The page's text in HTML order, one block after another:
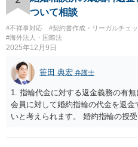
ついて相談
#不祥事対応 #契約書作成・リーガルチェッ
#海外法人・国際法
2025年12月9日
笹田 典宏 弁護士
1. 指輪代金に対する返金義務の有
会員に対して婚約指輪の代金を返
いと考えられます。 婚約指輪の授
貴社は、その贈与契約の当事者で